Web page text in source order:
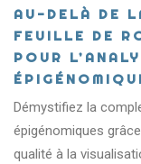
AU-DELÀ DE
FEUILLE DE
POUR
Démystifiez la
épigénomiques
qualité à la